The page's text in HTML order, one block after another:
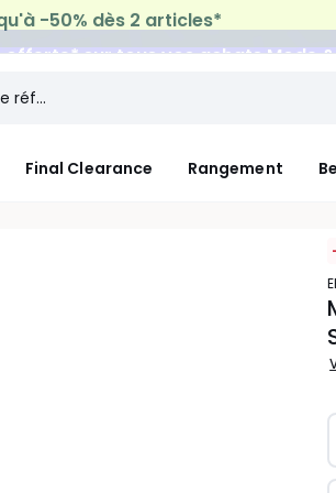
offerte*sur tous vos achats Mode
Final Clearance Rangement